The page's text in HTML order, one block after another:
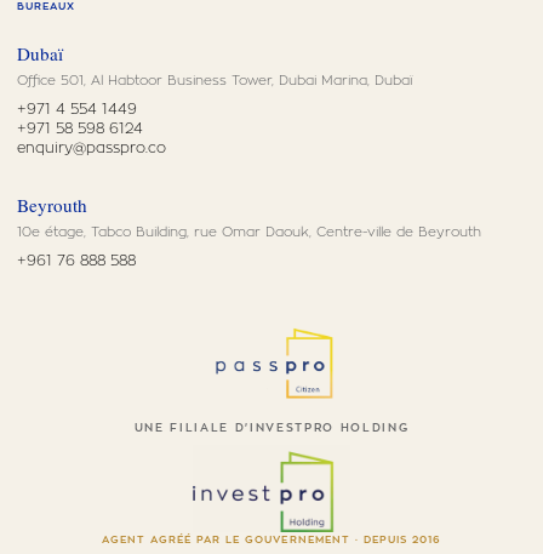
BUREAUX
Dubaï
Office 501, Al Habtoor Business Tower, Dubai Marina, Dubaï
+971 4 554 1449
+971 58 598 6124
enquiry@passpro.co
Beyrouth
10e étage, Tabco Building, rue Omar Daouk, Centre-ville de Beyrouth
+961 76 888 588
UNE FILIALE D'INVESTPRO HOLDING
AGENT AGRÉÉ PAR LE GOUVERNEMENT · DEPUIS 2016